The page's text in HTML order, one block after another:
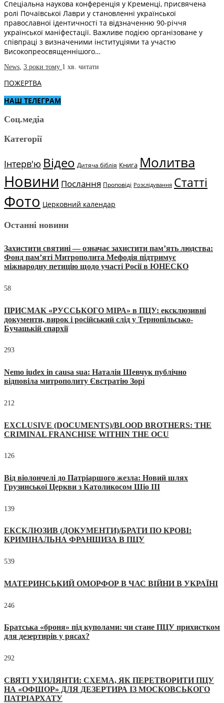
Спеціальна наукова конференція у Кременці, присвячена
ролі Почаївської Лаври у становленні української
православної ідентичності та відзначенню 90-річчя
української маніфестації. Важливе подією організоване у
співпраці з визначеними інституціями та участю
Високопреосвященнішого…
News, 3 роки тому 1 хв. читати
ПОЖЕРТВА
НАШ ТЕЛЕГРАМ
Соц.медіа
Категорії
Інтерв'ю Відео Дитяча біблія Книга Молитва
Новини Послання Проповіді Розслідування Статті
Фото Церковний календар
Останні новини
Захистити святині — означає захистити пам’ять людства:
Фонд пам’яті Митрополита Мефодія підтримує
міжнародну петицію щодо участі Росії в ЮНЕСКО
58
ПРИСМАК «РУССЬКОГО МІРА» в ПЦУ: ексклюзивні
документи, вирок і російський слід у Тернопільсько-
Бучацькій єпархії
293
Nemo iudex in causa sua: Наталія Шевчук публічно
відповіла митрополиту Євстратію Зорі
212
EXCLUSIVE (DOCUMENTS)/BLOOD BROTHERS: THE
CRIMINAL FRANCHISE WITHIN THE OCU
126
Від віолончелі до Патріаршого жезла: Новий шлях
Грузинської Церкви з Католикосом Шіо III
139
ЕКСКЛЮЗИВ (ДОКУМЕНТИ)/БРАТИ ПО КРОВІ:
КРИМІНАЛЬНА ФРАНШИЗА В ПЦУ
539
МАТЕРИНСЬКИЙ ОМОРФОР В ЧАС ВІЙНИ В УКРАЇНІ
246
Братська «броня» під куполами: чи стане ПЦУ прихистком
для дезертирів у рясах?
292
СВЯТІ УХИЛЯНТИ: СХЕМА, ЯК ПЕРЕТВОРИТИ ПЦУ
НА «ОФШОР» ДЛЯ ДЕЗЕРТИРА ІЗ МОСКОВСЬКОГО
ПАТРІАРХАТУ